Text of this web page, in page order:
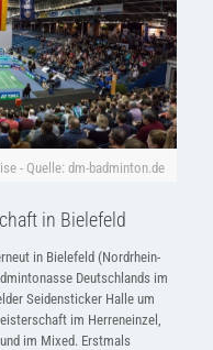
- Quelle: dm-badminton.de
in Bielefeld
in Bielefeld (Nordrhein-
Deutschlands im
Seidensticker Halle um
im Herreneinzel,
im Mixed. Erstmals